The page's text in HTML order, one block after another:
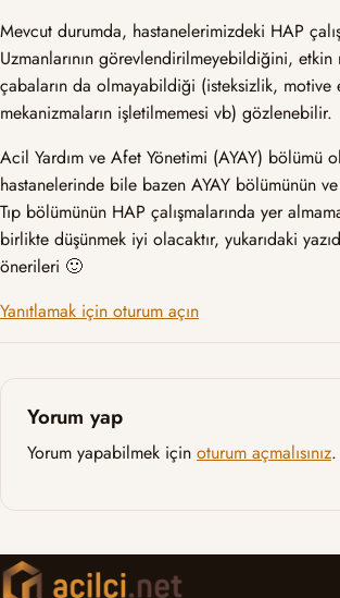
Mevcut durumda, hastanelerimizdeki HAP
Uzmanlarının görevlendirilmeyebildiğini,
çabaların da olmayabildiği (isteksizlik, motive
mekanizmaların işletilmemesi vb) gözlenebilir.
Acil Yardım ve Afet Yönetimi (AYAY) bölümü
hastanelerinde bile bazen AYAY bölümünün
Tıp bölümünün HAP çalışmalarında yer
birlikte düşünmek iyi olacaktır, yukarıdaki
önerileri 🙂
Yanıtlamak için oturum açın
Yorum yap
Yorum yapabilmek için oturum açmalısınız.